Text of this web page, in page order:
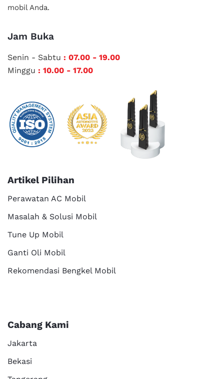
mobil Anda.
Jam Buka
Senin - Sabtu : 07.00 - 19.00
Minggu : 10.00 - 17.00
Artikel Pilihan
Perawatan AC Mobil
Masalah & Solusi Mobil
Tune Up Mobil
Ganti Oli Mobil
Rekomendasi Bengkel Mobil
Cabang Kami
Jakarta
Bekasi